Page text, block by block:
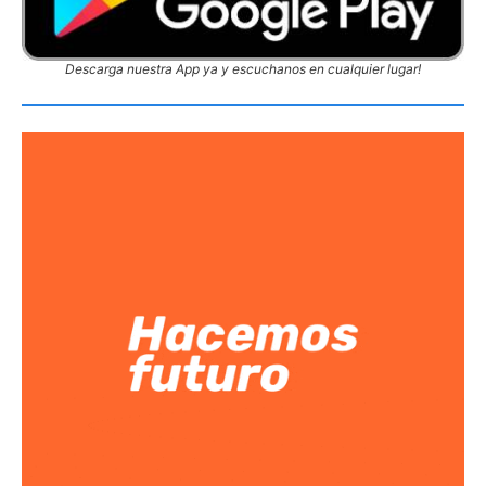
Descarga nuestra App ya y escuchanos en cualquier lugar!